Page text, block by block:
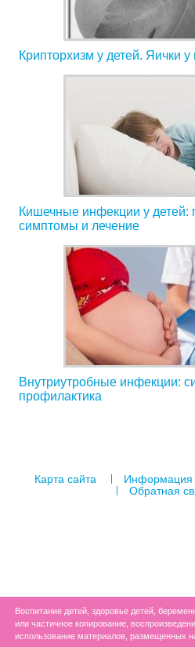
Крипторхизм у детей. Яички у
Кишечные инфекции у детей:
симптомы и лечение
Внутриутробные инфекции:
профилактика
Карта сайта
Информация
Обратная
Воспитание детей, здоровье детей,
или частичное копирование,
использование материалов, размещенных